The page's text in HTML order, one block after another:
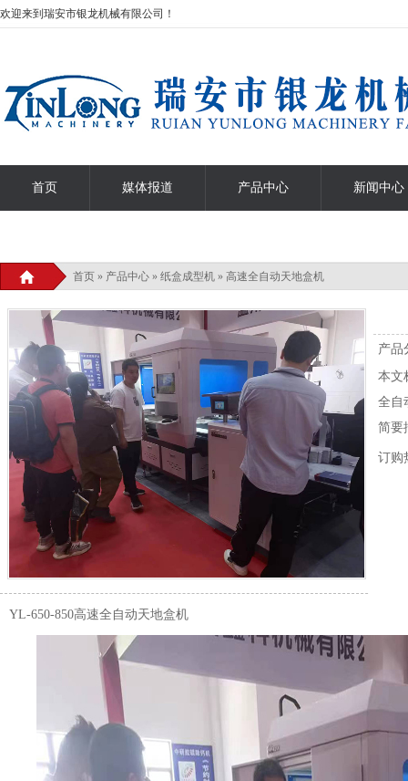
欢迎来到瑞安市银龙机械有限公司！
首页 媒体报道 产品中心 新闻中心
热门搜索关键词： 全自动压痕清废机 智能天地盖成型机 高速天地盒机
首页 » 产品中心 » 纸盒成型机 » 高速全自动天地盒机
产
本文
全自
简要
订购
YL-650-850高速全自动天地盒机